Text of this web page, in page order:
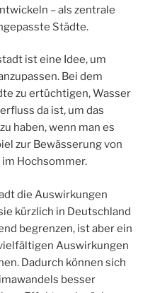
– als zentrale
Städte.
ist eine Idee, um
Bei dem
zu ertüchtigen, Wasser
da ist, um das
haben, wenn man es
zur Bewässerung von
Hochsommer.
die Auswirkungen
kürzlich in Deutschland
begrenzen, ist aber ein
Auswirkungen
Dadurch können sich
besser